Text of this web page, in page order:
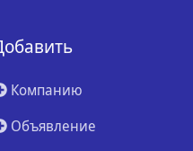
Компанию
Объявление